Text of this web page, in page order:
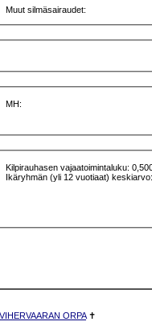
Muut silmäsairaudet:
MH:
Kilpirauhasen vajaatoimintaluku:
Ikäryhmän (yli 12 vuotiaat)
VIHERVAARAN ORPA✝